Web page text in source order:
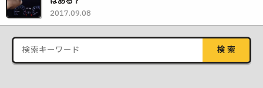
2017.09.08